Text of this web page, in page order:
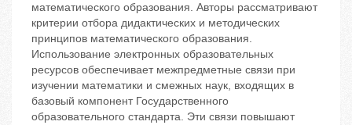
математического образования. Авторы рассматривают
критерии отбора дидактических и методических
принципов математического образования.
Использование электронных образовательных
ресурсов обеспечивает межпредметные связи при
изучении математики и смежных наук, входящих в
базовый компонент Государственного
образовательного стандарта. Эти связи повышают